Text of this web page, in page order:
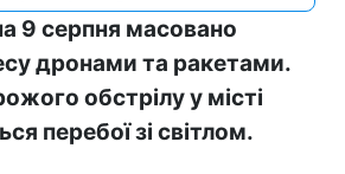
9 серпня масовано
дронами та ракетами.
обстрілу у місті
перебої зі світлом.